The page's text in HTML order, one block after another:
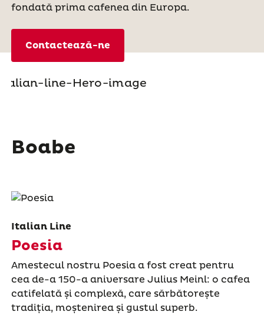
fondată prima cafenea din Europa.
Contactează-ne
Boabe
Italian Line
Poesia
Amestecul nostru Poesia a fost creat pentru
cea de-a 150-a aniversare Julius Meinl: o cafea
catifelată și complexă, care sărbătorește
tradiția, moștenirea și gustul superb.